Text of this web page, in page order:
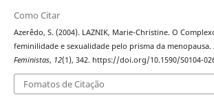
Como Citar
Azerêdo, S. (2004). LAZNIK, Marie-Christine. O
feminilidade e sexualidade pelo prisma da menopausa.
Feministas, 12(1), 342. https://doi.org/10.1590/S0104-
Fomatos de Citação